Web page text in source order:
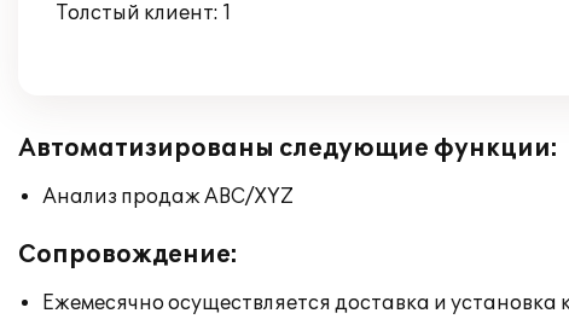
Толстый клиент: 1
Автоматизированы следующие функции:
Анализ продаж ABC/XYZ
Сопровождение:
Ежемесячно осуществляется доставка и